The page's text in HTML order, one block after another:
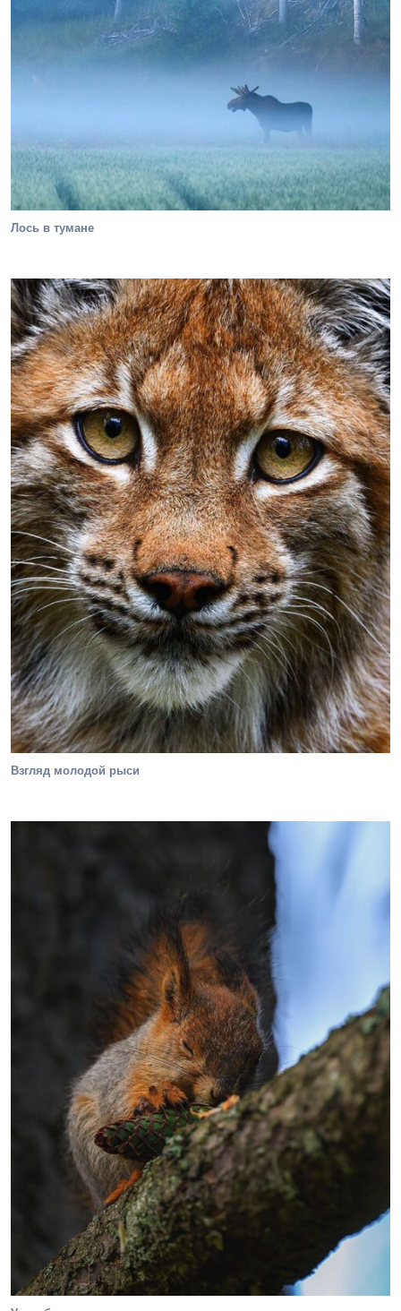
Лось в тумане
Взгляд молодой рыси